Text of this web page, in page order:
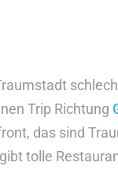
Trip Richtung
das sind
tolle